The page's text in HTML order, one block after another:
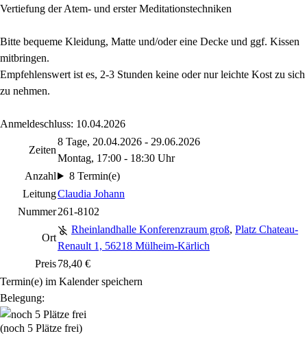
Vertiefung der Atem- und erster Meditationstechniken
Bitte bequeme Kleidung, Matte und/oder eine Decke und ggf. Kissen
mitbringen.
Empfehlenswert ist es, 2-3 Stunden keine oder nur leichte Kost zu sich
zu nehmen.
Anmeldeschluss: 10.04.2026
Zeiten
8 Tage, 20.04.2026 - 29.06.2026
Montag, 17:00 - 18:30 Uhr
Anzahl
8 Termin(e)
LeitungClaudia Johann
Nummer261-8102
Ort
Rheinlandhalle Konferenzraum groß, Platz Chateau-
Renault 1, 56218 Mülheim-Kärlich
Preis78,40 €
Termin(e) im Kalender speichern
Belegung:
(noch 5 Plätze frei)